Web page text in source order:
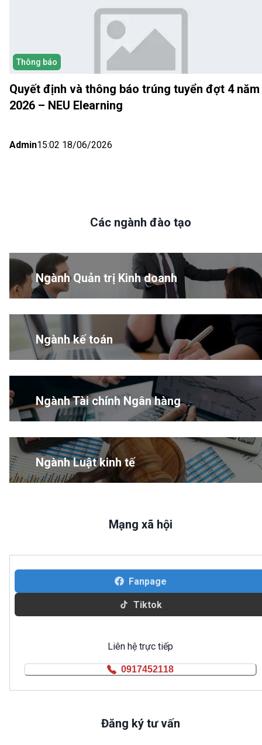
Thông báo
Quyết định và thông báo trúng tuyển đợt 4 năm
2026 – NEU Elearning
Admin15:02 18/06/2026
Các ngành đào tạo
Ngành Quản trị Kinh doanh
Ngành kế toán
Ngành Tài chính Ngân hàng
Ngành Luật kinh tế
Mạng xã hội
Fanpage
Tiktok
Liên hệ trực tiếp
0917452118
Đăng ký tư vấn